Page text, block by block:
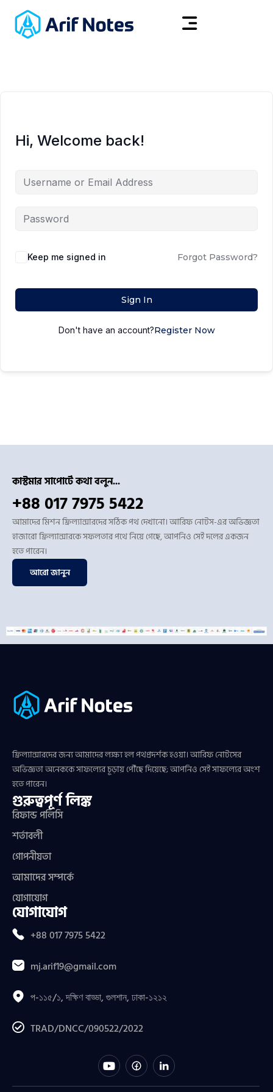
Hi, Welcome back!
Keep me signed in Forgot Password?
Sign In
Don't have an account?Register Now
কাস্টমার সাপোর্টে কথা বলুন...
+88 017 7975 5422
আমাদের মিশন ফ্রিল্যান্সারদের সঠিক পথ দেখানো। আরিফ নোটস-এর অভিজ্ঞতা
হাজারো ফ্রিল্যান্সারকে সফলতার পথে নিয়ে গেছে, আপনিও সেই দলের একজন
হতে পারেন।
আরো জানুন
ফ্রিল্যান্সারদের জন্য আমাদের লক্ষ্য হল পথপ্রদর্শক হওয়া। আরিফ নোটসের
অভিজ্ঞতা অনেককে সাফল্যের চূড়ায় পৌঁছে দিয়েছে; আপনিও সেই সাফল্যের অংশ
হতে পারেন।
গুরুত্বপূর্ণ লিঙ্ক
রিফান্ড পলিসি
শর্তাবলী
গোপনীয়তা
আমাদের সম্পর্কে
যোগাযোগ
যোগাযোগ
+88 017 7975 5422
mj.arif19@gmail.com
প-১১৫/১, দক্ষিণ বাড্ডা, গুলশান, ঢাকা-১২১২
TRAD/DNCC/090522/2022